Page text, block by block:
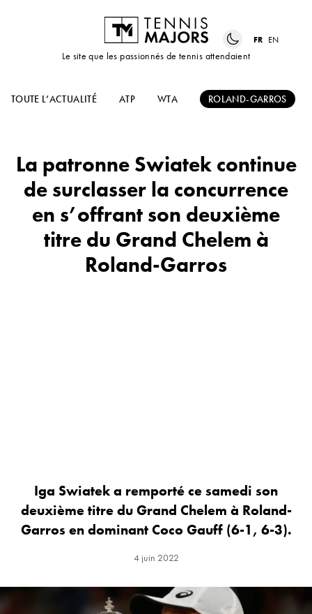
Le site que les passionnés de tennis attendaient
FR EN
TOUTE L’ACTUALITÉ ATP WTA ROLAND-GARROS
La patronne Swiatek continue
de surclasser la concurrence
en s’offrant son deuxième
titre du Grand Chelem à
Roland-Garros
Iga Swiatek a remporté ce samedi son
deuxième titre du Grand Chelem à Roland-
Garros en dominant Coco Gauff (6-1, 6-3).
4 juin 2022